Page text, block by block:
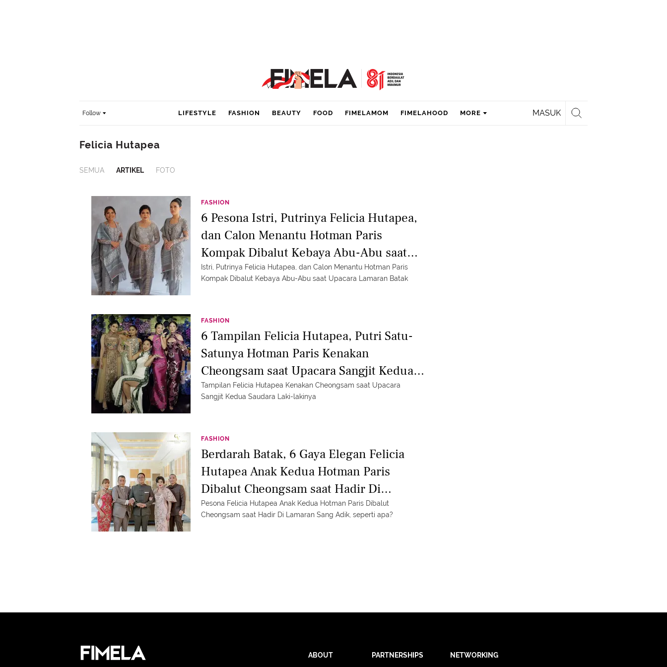
Follow MASUK
LIFESTYLE FASHION BEAUTY FOOD FIMELAMOM FIMELAHOOD MORE
Felicia Hutapea
SEMUA ARTIKEL FOTO
FASHION
6 Pesona Istri, Putrinya Felicia Hutapea,
dan Calon Menantu Hotman Paris
Kompak Dibalut Kebaya Abu-Abu saat
Upacara Lamaran Batak
Istri, Putrinya Felicia Hutapea, dan Calon Menantu Hotman Paris
Kompak Dibalut Kebaya Abu-Abu saat Upacara Lamaran Batak
FASHION
6 Tampilan Felicia Hutapea, Putri Satu-
Satunya Hotman Paris Kenakan
Cheongsam saat Upacara Sangjit Kedua
Saudara Laki-lakinya
Tampilan Felicia Hutapea Kenakan Cheongsam saat Upacara
Sangjit Kedua Saudara Laki-lakinya
FASHION
Berdarah Batak, 6 Gaya Elegan Felicia
Hutapea Anak Kedua Hotman Paris
Dibalut Cheongsam saat Hadir Di
Lamaran Sang Adik
Pesona Felicia Hutapea Anak Kedua Hotman Paris Dibalut
Cheongsam saat Hadir Di Lamaran Sang Adik, seperti apa?
ABOUT PARTNERSHIPS NETWORKING